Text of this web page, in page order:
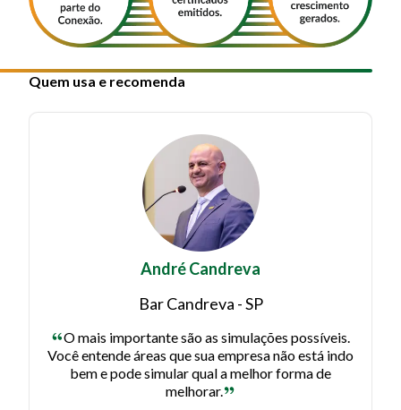
Quem usa e recomenda
Fernanda Tartoni
Tartoni Ristorante - RS
Nós conhecemos bem nosso negócio, mas poder
comparar com outros restaurantes da região, com
o apio de uma metodologia vinda da Abrasel e não
apenas com nosso “achômetro” está sendo